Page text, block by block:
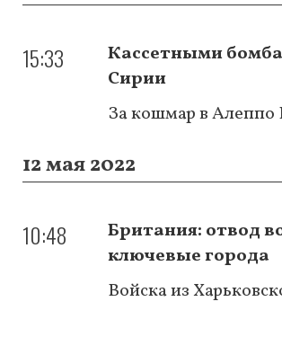
15:33
Кассетными
Сирии
За кошмар в Алеппо
12 мая 2022
10:48
Британия: отвод
ключевые города
Войска из